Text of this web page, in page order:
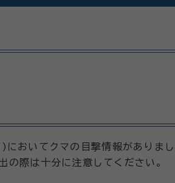
においてクマの目撃情報がありま
の際は十分に注意してください。